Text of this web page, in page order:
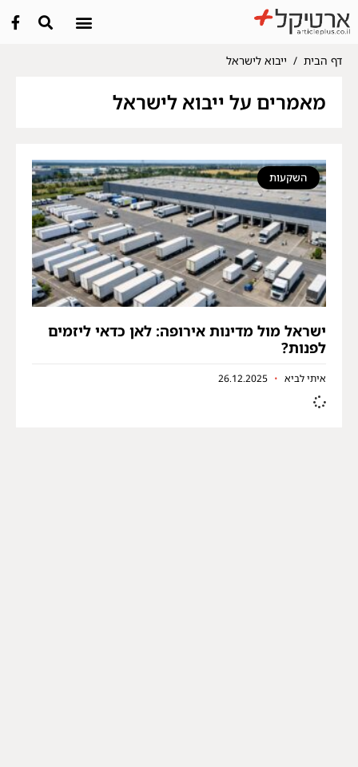
דף הבית / ייבוא לישראל
מאמרים על ייבוא לישראל
השקעות
ישראל מול מדינות אירופה: לאן כדאי ליזמים
לפנות?
איתי לביא